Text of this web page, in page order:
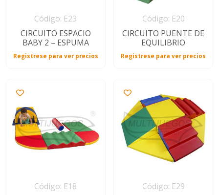
Código: E23
CIRCUITO ESPACIO
BABY 2 – ESPUMA
Registrese para ver precios
Código: E20
CIRCUITO PUENTE DE
EQUILIBRIO
Registrese para ver precios
Código: E18
Código: E29